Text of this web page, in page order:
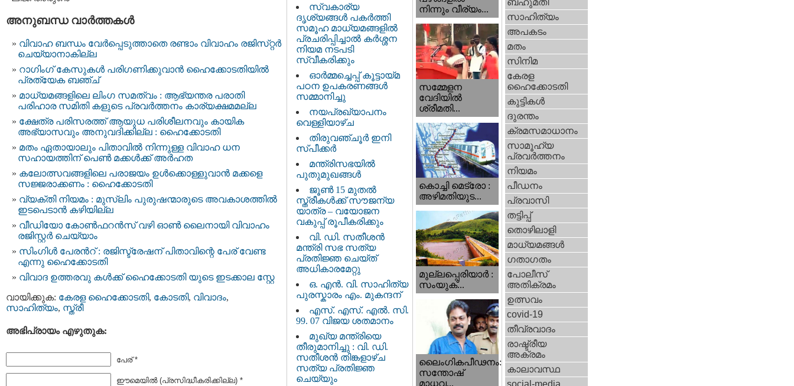
അനുബന്ധ വാര്‍ത്തകള്‍
വിവാഹ ബന്ധം വേർപ്പെടുത്താതെ രണ്ടാം വിവാഹം രജിസ്‌റ്റർ
ചെയ്യാനാകില്ല
റാഗിംഗ് കേസുകള്‍ പരിഗണിക്കുവാന്‍ ഹൈക്കോടതിയില്‍
പ്രത്യേക ബഞ്ച്
മാധ്യമങ്ങളിലെ ലിംഗ സമത്വം : ആഭ്യന്തര പരാതി
പരിഹാര സമിതി കളുടെ പ്രവർത്തനം കാര്യക്ഷമമല്ല
ക്ഷേത്ര പരിസരത്ത് ആയുധ പരിശീലനവും കായിക
അഭ്യാസവും അനുവദിക്കില്ല : ഹൈക്കോടതി
മതം ഏതായാലും പിതാവിൽ നിന്നുള്ള വിവാഹ ധന
സഹായത്തിന് പെൺ മക്കൾക്ക് അർഹത
കലോത്സവങ്ങളിലെ പരാജയം ഉൾക്കൊള്ളുവാൻ മക്കളെ
സജ്ജരാക്കണം : ഹൈക്കോടതി
വ്യക്തി നിയമം : മുസ്‌ലിം പുരുഷന്മാരുടെ അവകാശത്തിൽ
ഇടപെടാന്‍ കഴിയില്ല
വീഡിയോ കോൺഫറൻസ് വഴി ഓൺ ലൈനായി വിവാഹം
രജിസ്റ്റർ ചെയ്യാം
സിംഗിൾ പേരന്‍റ് : രജിസ്ട്രേഷന് പിതാവിന്റെ പേര് വേണ്ട
എന്നു ഹൈക്കോടതി
വിവാദ ഉത്തരവു കൾക്ക് ഹൈക്കോടതി യുടെ ഇടക്കാല സ്റ്റേ
വായിക്കുക: കേരള ഹൈക്കോടതി, കോടതി, വിവാദം,
സാഹിത്യം, സ്ത്രീ
അഭിപ്രായം എഴുതുക:
പേര് *
ഈമെയില്‍ (പ്രസിദ്ധീകരിക്കില്ല) *
സ്വകാര്യ
ദൃശ്യങ്ങള്‍ പകര്‍ത്തി
സമൂഹ മാധ്യമങ്ങളില്‍
പ്രചരിപ്പിച്ചാൽ കർശ്ശന
നിയമ നടപടി
സ്വീകരിക്കും
ഓർമ്മച്ചെപ്പ് കൂട്ടായ്മ
പഠന ഉപകരണങ്ങൾ
സമ്മാനിച്ചു
നയപ്രഖ്യാപനം
വെള്ളിയാഴ്ച
തിരുവഞ്ചൂർ ഇനി
സ്പീക്കർ
മന്ത്രിസഭയിൽ
പുതുമുഖങ്ങൾ
ജൂൺ 15 മുതൽ
സ്ത്രീകൾക്ക് സൗജന്യ
യാത്ര – വയോജന
വകുപ്പ് രൂപീകരിക്കും
വി. ഡി. സതീശന്‍
മന്ത്രി സഭ സത്യ
പ്രതിജ്ഞ ചെയ്ത്
അധികാരമേറ്റു
ഒ. എൻ. വി. സാഹിത്യ
പുരസ്കാരം എം. മുകന്ദന്
എസ്. എസ്. എൽ. സി.
99. 07 വിജയ ശതമാനം
മുഖ്യ മന്ത്രിയെ
തീരുമാനിച്ചു : വി. ഡി.
സതീശന്‍ തിങ്കളാഴ്ച
സത്യ പ്രതിജ്ഞ
ചെയ്യും
നിന്നും വീര്യം...
സമ്മേളന
വേദിയില്‍
ശ്രീമതി...
കൊച്ചി മെട്രോ :
അഴിമതിയുട...
മുല്ലപ്പെരിയാര്‍ :
സംയുക്...
ലൈംഗികപീഢനം:
സന്തോഷ്
മാധവ...
ബഹുമതി
സാഹിത്യം
അപകടം
മതം
സിനിമ
കേരള
ഹൈക്കോടതി
കുട്ടികള്‍
ദുരന്തം
ക്രമസമാധാനം
സാമൂഹ്യ
പ്രവര്‍ത്തനം
നിയമം
പീഡനം
പ്രവാസി
തട്ടിപ്പ്‌
തൊഴിലാളി
മാധ്യമങ്ങള്‍
ഗതാഗതം
പോലീസ്‌
അതിക്രമം
ഉത്സവം
covid-19
തീവ്രവാദം
രാഷ്ട്രീയ
അക്രമം
കാലാവസ്ഥ
social-media